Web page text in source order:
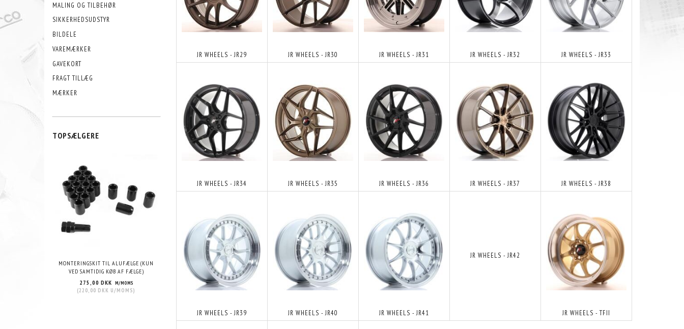
MALING OG TILBEHØR
SIKKERHEDSUDSTYR
BILDELE
VAREMÆRKER
GAVEKORT
FRAGT TILLÆG
MÆRKER
TOPSÆLGERE
MONTERINGSKIT TIL ALUFÆLGE (KUN
VED SAMTIDIG KØB AF FÆLGE)
275,00 DKK M/MOMS
(220,00 DKK U/MOMS)
JR WHEELS - JR29 JR WHEELS - JR30 JR WHEELS - JR31 JR WHEELS - JR32 JR WHEELS - JR33
JR WHEELS - JR34 JR WHEELS - JR35 JR WHEELS - JR36 JR WHEELS - JR37 JR WHEELS - JR38
JR WHEELS - JR39 JR WHEELS - JR40 JR WHEELS - JR41
JR WHEELS - JR42
JR WHEELS - TFII